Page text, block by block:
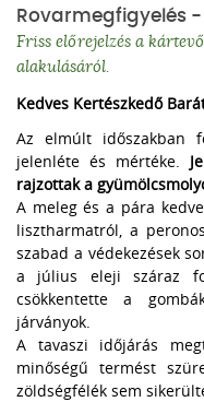
Rovarmegfigyelés -
Friss előrejelzés a
alakulásáról.
Kedves Kertészkedő
Az elmúlt időszakban
jelenléte és mértéke.
rajzottak a
A meleg és a pára
lisztharmatról, a
szabad a védekezések
a július eleji száraz
csökkentette a
járványok.
A tavaszi időjárás
minőségű termést
zöldségfélék sem